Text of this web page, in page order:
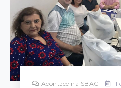
Acontece na SBAC 11